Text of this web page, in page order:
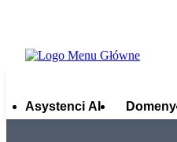
Asystenci AI Domeny